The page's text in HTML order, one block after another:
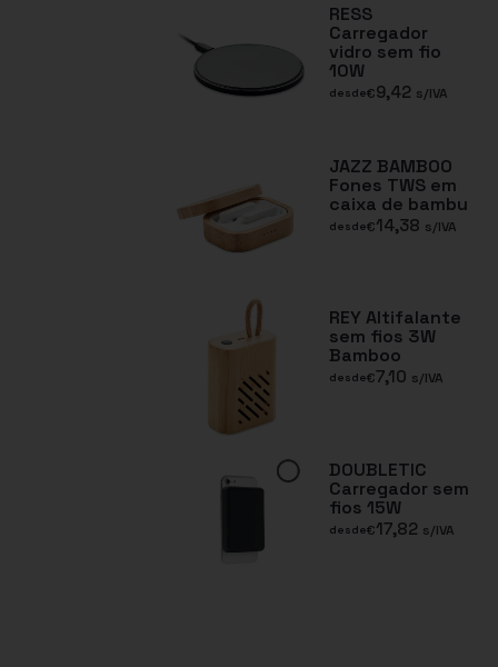
RESS
Carregador
vidro sem fio
10W
desde€9,42 s/IVA
JAZZ BAMBOO
Fones TWS em
caixa de bambu
desde€14,38 s/IVA
REY Altifalante
sem fios 3W
Bamboo
desde€7,10 s/IVA
DOUBLETIC
Carregador sem
fios 15W
desde€17,82 s/IVA